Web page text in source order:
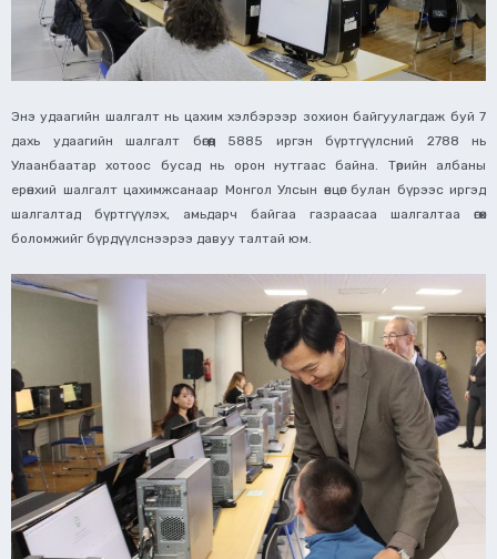
Энэ удаагийн шалгалт нь цахим хэлбэрээр зохион байгуулагдаж буй 7
дахь удаагийн шалгалт бөгөөд 5885 иргэн бүртгүүлсний 2788 нь
Улаанбаатар хотоос бусад нь орон нутгаас байна. Төрийн албаны
ерөнхий шалгалт цахимжсанаар Монгол Улсын өнцөг булан бүрээс иргэд
шалгалтад бүртгүүлэх, амьдарч байгаа газраасаа шалгалтаа өгөх
боломжийг бүрдүүлснээрээ давуу талтай юм.